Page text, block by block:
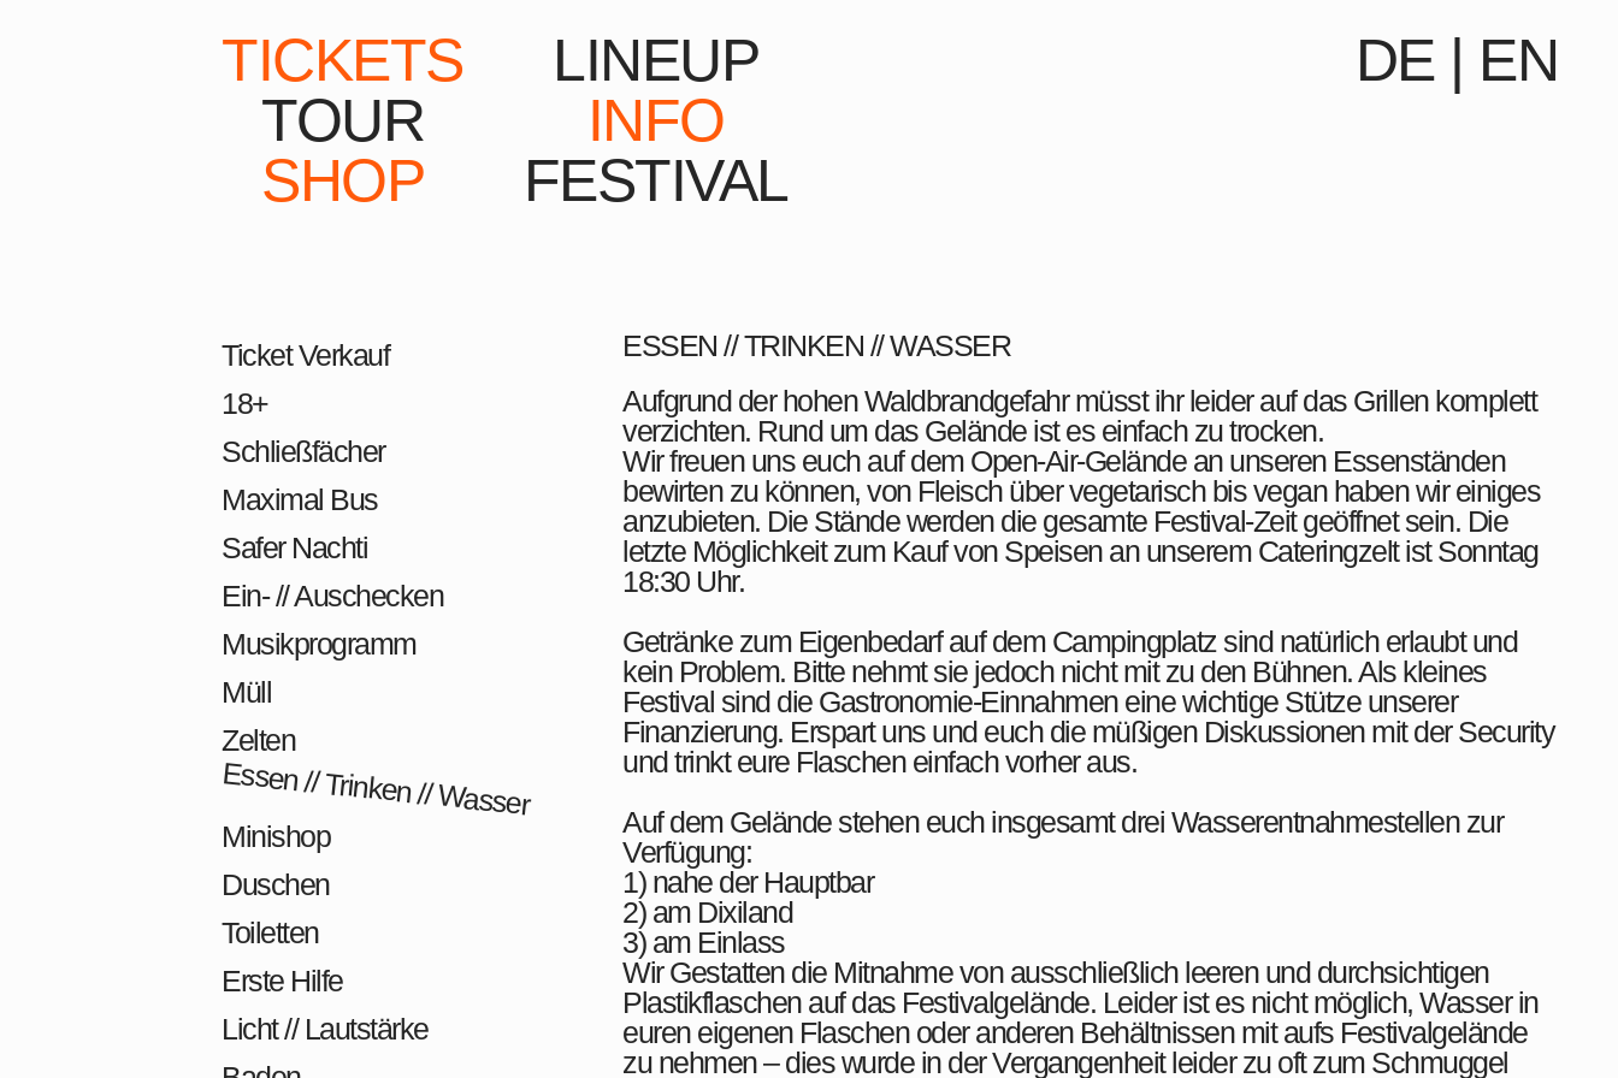
TICKETS
TOUR
SHOP
LINEUP
INFO
FESTIVAL
DE| EN
Ticket Verkauf
18+
Schließfächer
Maximal Bus
Safer Nachti
Ein- // Auschecken
Musikprogramm
Müll
Zelten
Essen // Trinken // Wasser
Minishop
Duschen
Toiletten
Erste Hilfe
Licht // Lautstärke
ESSEN // TRINKEN // WASSER
Aufgrund der hohen Waldbrandgefahr müsst ihr leider auf das Grillen komplett
verzichten. Rund um das Gelände ist es einfach zu trocken.
Wir freuen uns euch auf dem Open-Air-Gelände an unseren Essenständen
bewirten zu können, von Fleisch über vegetarisch bis vegan haben wir einiges
anzubieten. Die Stände werden die gesamte Festival-Zeit geöffnet sein. Die
letzte Möglichkeit zum Kauf von Speisen an unserem Cateringzelt ist Sonntag
18:30 Uhr.
Getränke zum Eigenbedarf auf dem Campingplatz sind natürlich erlaubt und
kein Problem. Bitte nehmt sie jedoch nicht mit zu den Bühnen. Als kleines
Festival sind die Gastronomie-Einnahmen eine wichtige Stütze unserer
Finanzierung. Erspart uns und euch die müßigen Diskussionen mit der Security
und trinkt eure Flaschen einfach vorher aus.
Auf dem Gelände stehen euch insgesamt drei Wasserentnahmestellen zur
Verfügung:
1) nahe der Hauptbar
2) am Dixiland
3) am Einlass
Wir Gestatten die Mitnahme von ausschließlich leeren und durchsichtigen
Plastikflaschen auf das Festivalgelände. Leider ist es nicht möglich, Wasser in
euren eigenen Flaschen oder anderen Behältnissen mit aufs Festivalgelände
zu nehmen – dies wurde in der Vergangenheit leider zu oft zum Schmuggel